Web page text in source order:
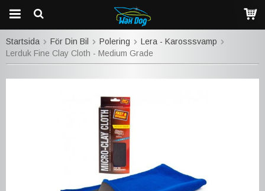
Startsida För Din Bil Polering
Lera - Karosssvamp
Lerduk Fine Clay Cloth - Medium Grade